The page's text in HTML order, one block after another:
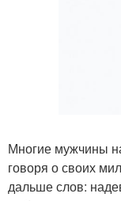
Многие мужчины
говоря о своих
дальше слов: